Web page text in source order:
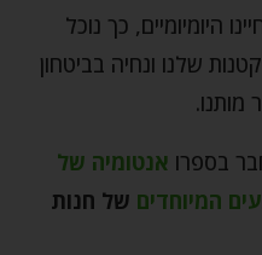
היומיומיים, כך נוכל
שלנו ונחיה בביטחון
מותנו.
בספרו אנטומיה של
המיוחדים של חנות